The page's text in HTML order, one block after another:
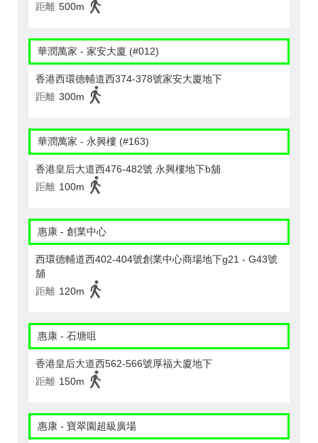
距離 500m
華潤萬家 - 家安大廈 (#012)
香港西環德輔道西374-378號家安大廈地下
距離 300m
華潤萬家 - 永興樓 (#163)
香港皇后大道西476-482號 永興樓地下b舖
距離 100m
惠康 - 創業中心
西環德輔道西402-404號創業中心商場地下g21 - G43號
舖
距離 120m
惠康 - 石塘咀
香港皇后大道西562-566號厚福大廈地下
距離 150m
惠康 - 寶翠園超級廣場